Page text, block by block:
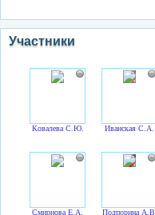
Участники
Ковалева С.Ю. Иванская С.А.
Смирнова Е.А. Подпорина А.В.